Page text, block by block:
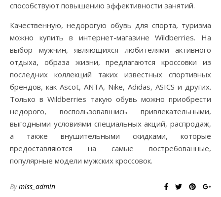
способствуют повышению эффективности занятий.
Качественную, недорогую обувь для спорта, туризма
можно купить в интернет-магазине Wildberries. На
выбор мужчин, являющихся любителями активного
отдыха, образа жизни, предлагаются кроссовки из
последних коллекций таких известных спортивных
брендов, как Ascot, ANTA, Nike, Adidas, ASICS и других.
Только в Wildberries такую обувь можно приобрести
недорого, воспользовавшись привлекательными,
выгодными условиями специальных акций, распродаж,
а также внушительными скидками, которые
предоставляются на самые востребованные,
популярные модели мужских кроссовок.
Bymiss_admin